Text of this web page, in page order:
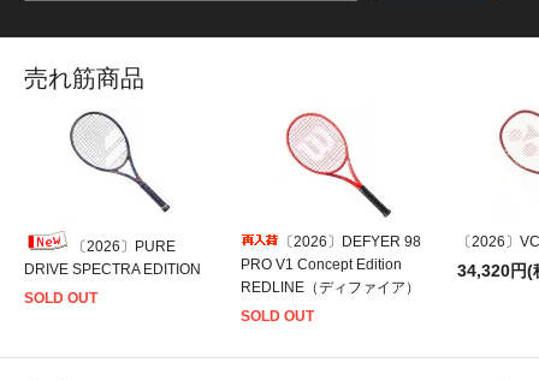
売れ筋商品
〔2026〕PURE
DRIVE SPECTRA EDITION
SOLD OUT
〔2026〕DEFYER 98
PRO V1 Concept Edition
REDLINE（ディファイア）
SOLD OUT
〔2026〕
34,320円(